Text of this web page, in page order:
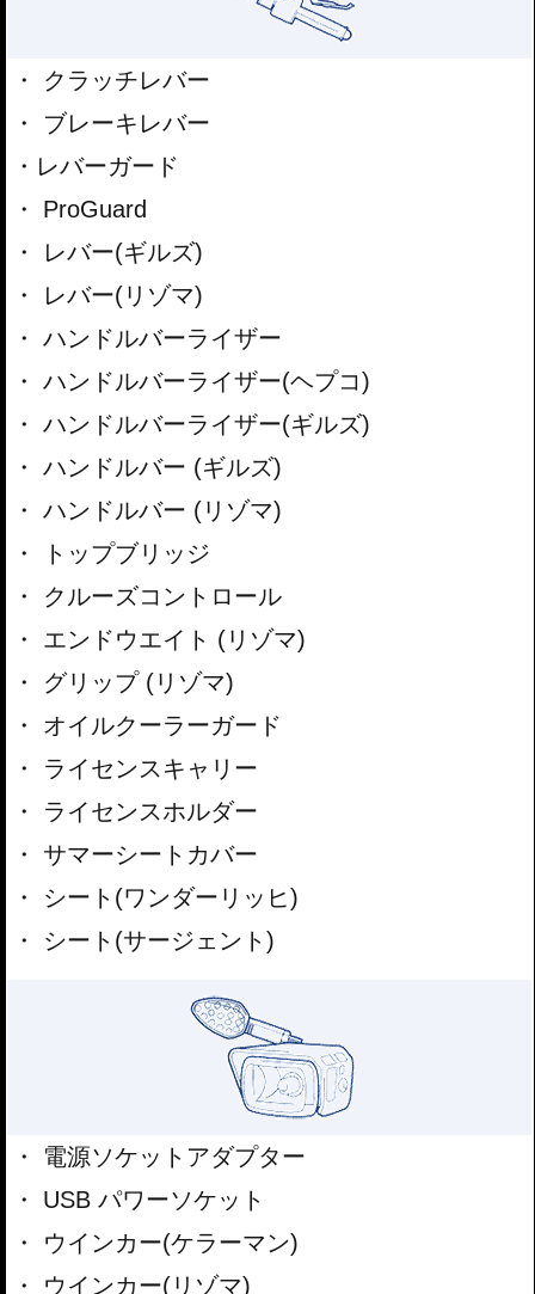
クラッチレバー
ブレーキレバー
レバーガード
ProGuard
レバー(ギルズ)
レバー(リゾマ)
ハンドルバーライザー
ハンドルバーライザー(ヘプコ)
ハンドルバーライザー(ギルズ)
ハンドルバー (ギルズ)
ハンドルバー (リゾマ)
トップブリッジ
クルーズコントロール
エンドウエイト (リゾマ)
グリップ (リゾマ)
オイルクーラーガード
ライセンスキャリー
ライセンスホルダー
サマーシートカバー
シート(ワンダーリッヒ)
シート(サージェント)
電源ソケットアダプター
USB パワーソケット
ウインカー(ケラーマン)
ウインカー(リゾマ)